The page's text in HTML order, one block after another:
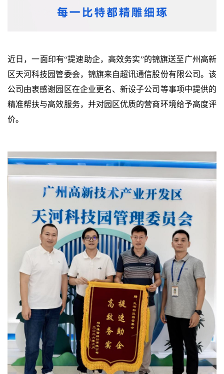
近日，一面印有“提速助企，高效务实”的锦旗送至广州高新
区天河科技园管委会，锦旗来自超讯通信股份有限公司。该
公司由衷感谢园区在企业更名、新设子公司等事项中提供的
精准帮扶与高效服务，并对园区优质的营商环境给予高度评
价。